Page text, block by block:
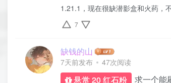
1.21.1，现在很缺潜影盒和火药，
7
缺钱的山
7天前发布 47次阅读
悬赏 20 红石粉 求一个能